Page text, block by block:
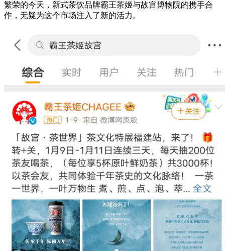
繁荣的今天，新式茶饮品牌霸王茶姬与故宫博物院的携手合
作，无疑为这个市场注入了新的活力。